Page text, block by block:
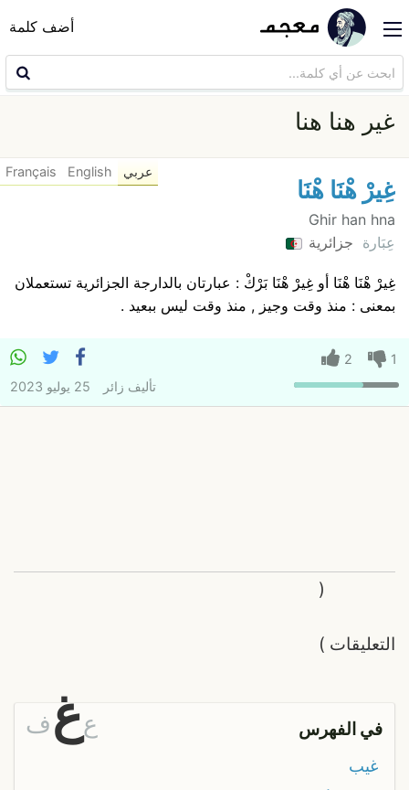
أضف كلمة
غير هنا هنا
غِيرْ هْنَا هْنَا
Ghir han hna
عِبَارة جزائرية
غِيرْ هْنَا هْنَا أو غِيرْ هْنَا بَرْكْ : عبارتان بالدارجة الجزائرية تستعملان
بمعنى : منذ وقت وجيز , منذ وقت ليس ببعيد .
عربي English
Français
1
2
تأليف زائر 25 يوليو 2023
التعليقات
(
)
في الفهرس عغف
غيب